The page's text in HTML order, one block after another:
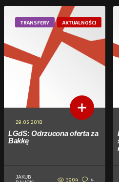
TRANSFERY AKTUALNOŚCI
29.05.2018
LGdS: Odrzucona oferta za
Bakkę
JAKUB
3904 4